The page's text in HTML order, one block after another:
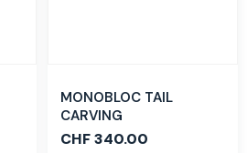
MONOBLOC TAIL
CARVING
CHF340.00